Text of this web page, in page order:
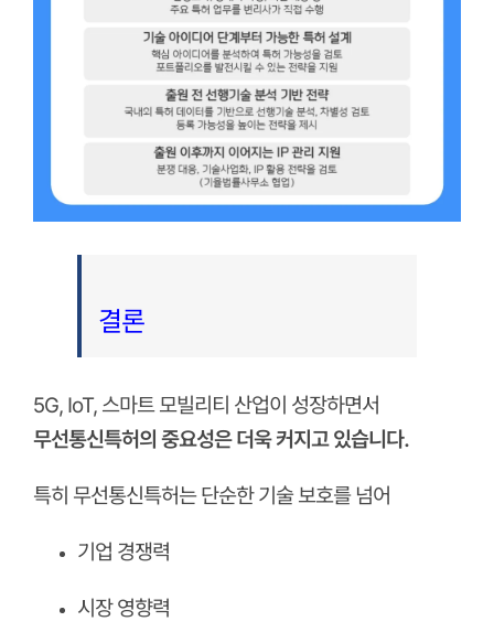
결론
5G, IoT, 스마트 모빌리티 산업이 성장하면서
무선통신특허의 중요성은 더욱 커지고 있습니다.
특히 무선통신특허는 단순한 기술 보호를 넘어
기업 경쟁력
시장 영향력